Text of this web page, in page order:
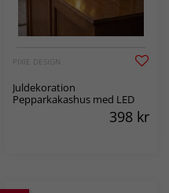
PIXIE DESIGN
Juldekoration
Pepparkakashus med LED
398 kr